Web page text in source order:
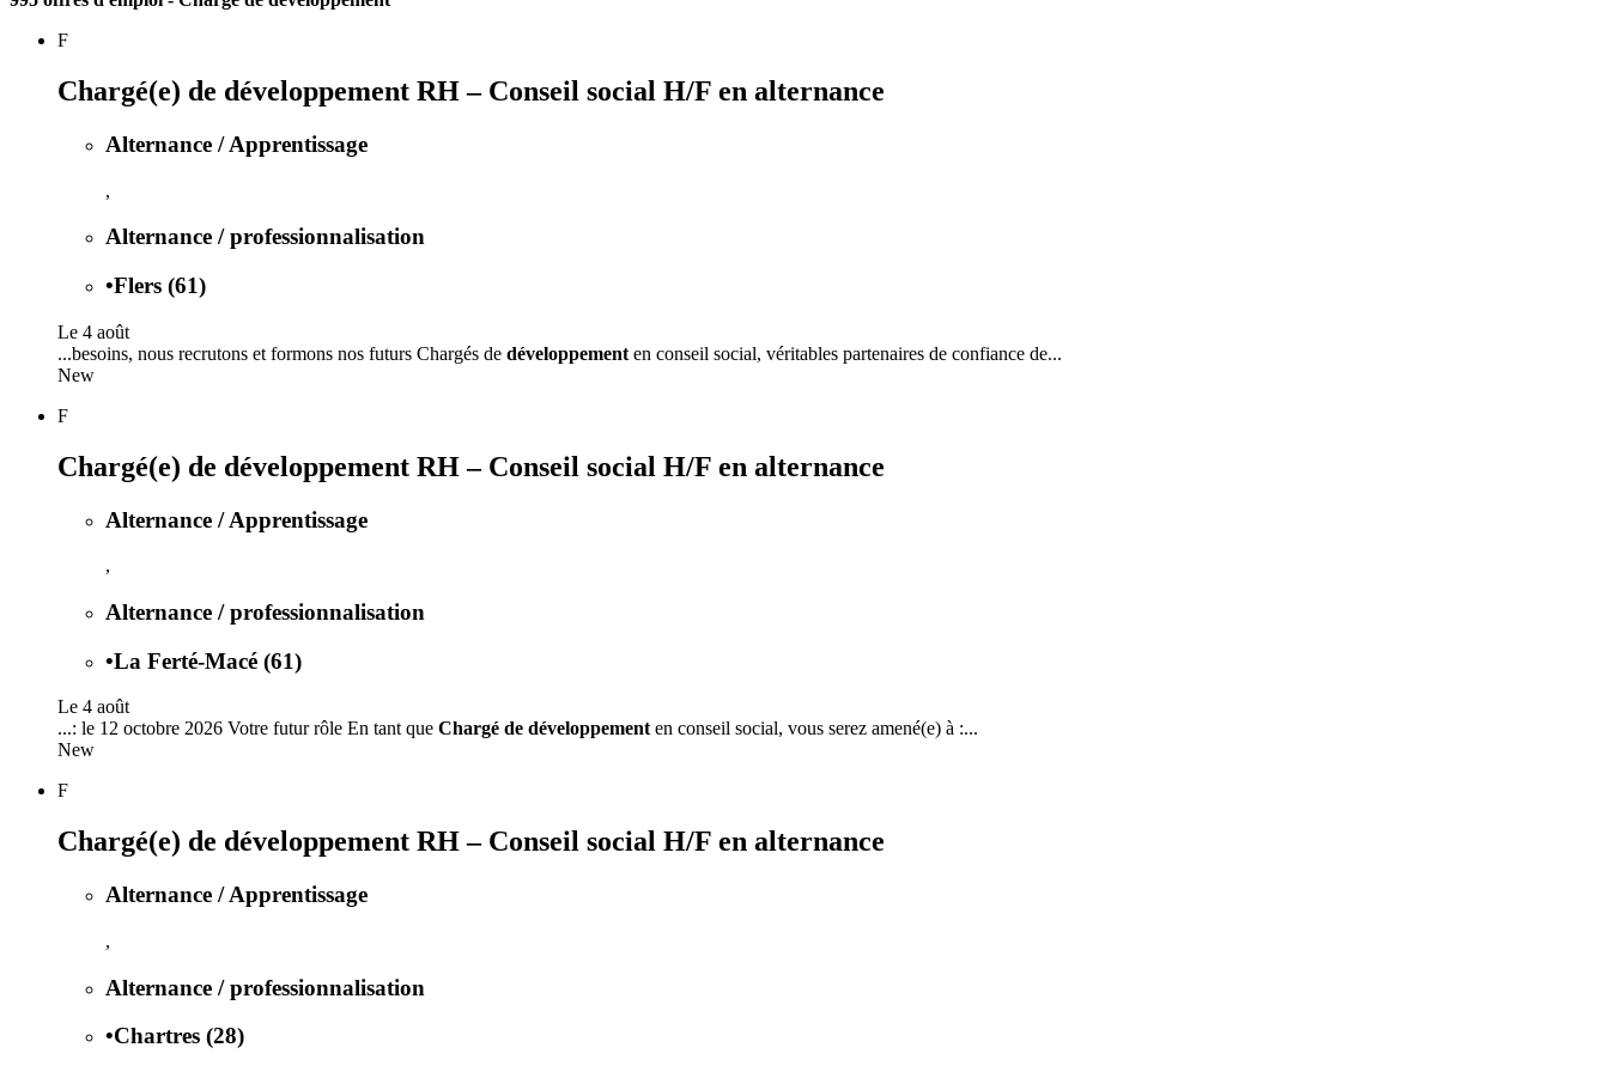
F
Chargé(e) de développement RH – Conseil social H/F en alternance
Alternance / Apprentissage
,
Alternance / professionnalisation
•Flers (61)
Le 4 août
...besoins, nous recrutons et formons nos futurs Chargés de développement en conseil social, véritables partenaires de confiance de...
New
F
Chargé(e) de développement RH – Conseil social H/F en alternance
Alternance / Apprentissage
,
Alternance / professionnalisation
•La Ferté-Macé (61)
Le 4 août
...: le 12 octobre 2026 Votre futur rôle En tant que Chargé de développementen conseil social, vous serez amené(e) à :...
New
F
Chargé(e) de développement RH – Conseil social H/F en alternance
Alternance / Apprentissage
,
Alternance / professionnalisation
•Chartres (28)